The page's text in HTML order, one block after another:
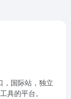
，国际站，独立
具的平台。